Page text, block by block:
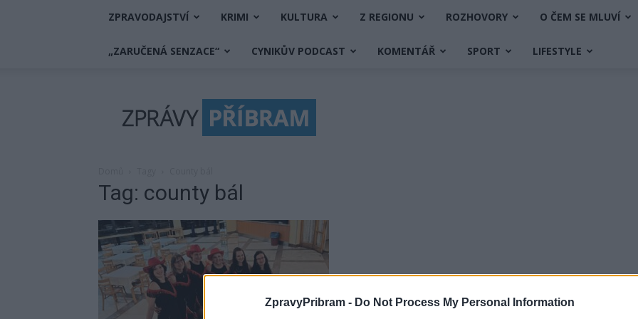
ZpravyPribram - Do Not Process My Personal Information
ZPRAVODAJSTVÍ KRIMI KULTURA Z REGIONU ROZHOVORY O ČEM SE MLUVÍ
„ZARUČENÁ SENZACE“ CYNIKŮV PODCAST KOMENTÁŘ SPORT LIFESTYLE
Příbram
Tag: county bál